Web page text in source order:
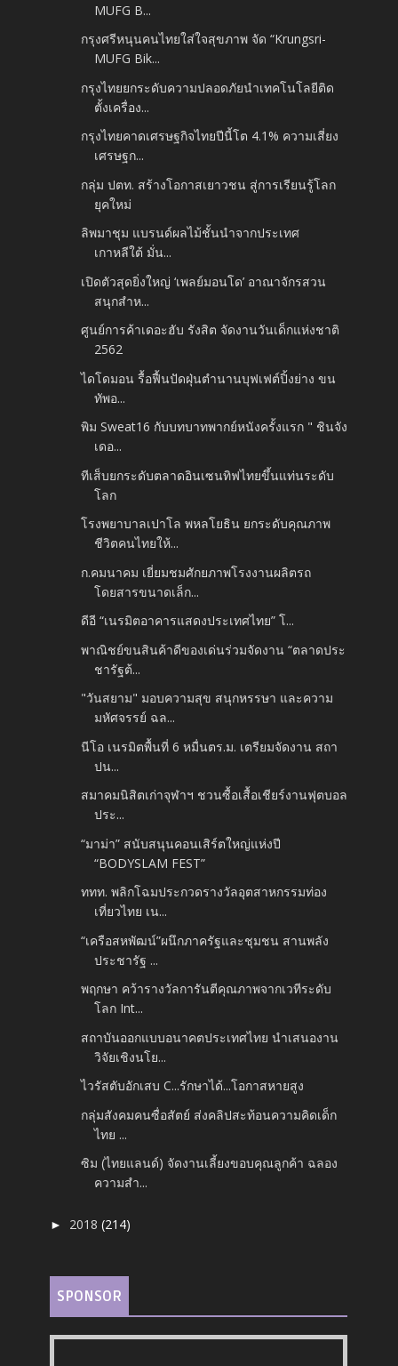
MUFG B...
กรุงศรีหนุนคนไทยใส่ใจสุขภาพ จัด “Krungsri-
MUFG Bik...
กรุงไทยยกระดับความปลอดภัยนำเทคโนโลยีติด
ตั้งเครื่อง...
กรุงไทยคาดเศรษฐกิจไทยปีนี้โต 4.1% ความเสี่ยง
เศรษฐก...
กลุ่ม ปตท. สร้างโอกาสเยาวชน สู่การเรียนรู้โลก
ยุคใหม่
ลิพมาชุม แบรนด์ผลไม้ชั้นนำจากประเทศ
เกาหลีใต้ มั่น...
เปิดตัวสุดยิ่งใหญ่ ‘เพลย์มอนโด’ อาณาจักรสวน
สนุกสำห...
ศูนย์การค้าเดอะฮับ รังสิต จัดงานวันเด็กแห่งชาติ
2562
ไดโดมอน รื้อฟื้นปัดฝุ่นตำนานบุฟเฟต์ปิ้งย่าง ขน
ทัพอ...
พิม Sweat16 กับบทบาทพากย์หนังครั้งแรก " ชินจัง
เดอ...
ทีเส็บยกระดับตลาดอินเซนทิฟไทยขึ้นแท่นระดับ
โลก
โรงพยาบาลเปาโล พหลโยธิน ยกระดับคุณภาพ
ชีวิตคนไทยให้...
ก.คมนาคม เยี่ยมชมศักยภาพโรงงานผลิตรถ
โดยสารขนาดเล็ก...
ดีอี “เนรมิตอาคารแสดงประเทศไทย” โ...
พาณิชย์ขนสินค้าดีของเด่นร่วมจัดงาน “ตลาดประ
ชารัฐต้...
"วันสยาม" มอบความสุข สนุกหรรษา และความ
มหัศจรรย์ ฉล...
นีโอ เนรมิตพื้นที่ 6 หมื่นตร.ม. เตรียมจัดงาน สถา
ปน...
สมาคมนิสิตเก่าจุฬาฯ ชวนซื้อเสื้อเชียร์งานฟุตบอล
ประ...
“มาม่า” สนับสนุนคอนเสิร์ตใหญ่แห่งปี
“BODYSLAM FEST”
ททท. พลิกโฉมประกวดรางวัลอุตสาหกรรมท่อง
เที่ยวไทย เน...
“เครือสหพัฒน์”ผนึกภาครัฐและชุมชน สานพลัง
ประชารัฐ ...
พฤกษา คว้ารางวัลการันตีคุณภาพจากเวทีระดับ
โลก Int...
สถาบันออกแบบอนาคตประเทศไทย นำเสนองาน
วิจัยเชิงนโย...
ไวรัสตับอักเสบ C...รักษาได้...โอกาสหายสูง
กลุ่มสังคมคนซื่อสัตย์ ส่งคลิปสะท้อนความคิดเด็ก
ไทย ...
ซิม (ไทยแลนด์) จัดงานเลี้ยงขอบคุณลูกค้า ฉลอง
ความสำ...
► 2018(214)
SPONSOR